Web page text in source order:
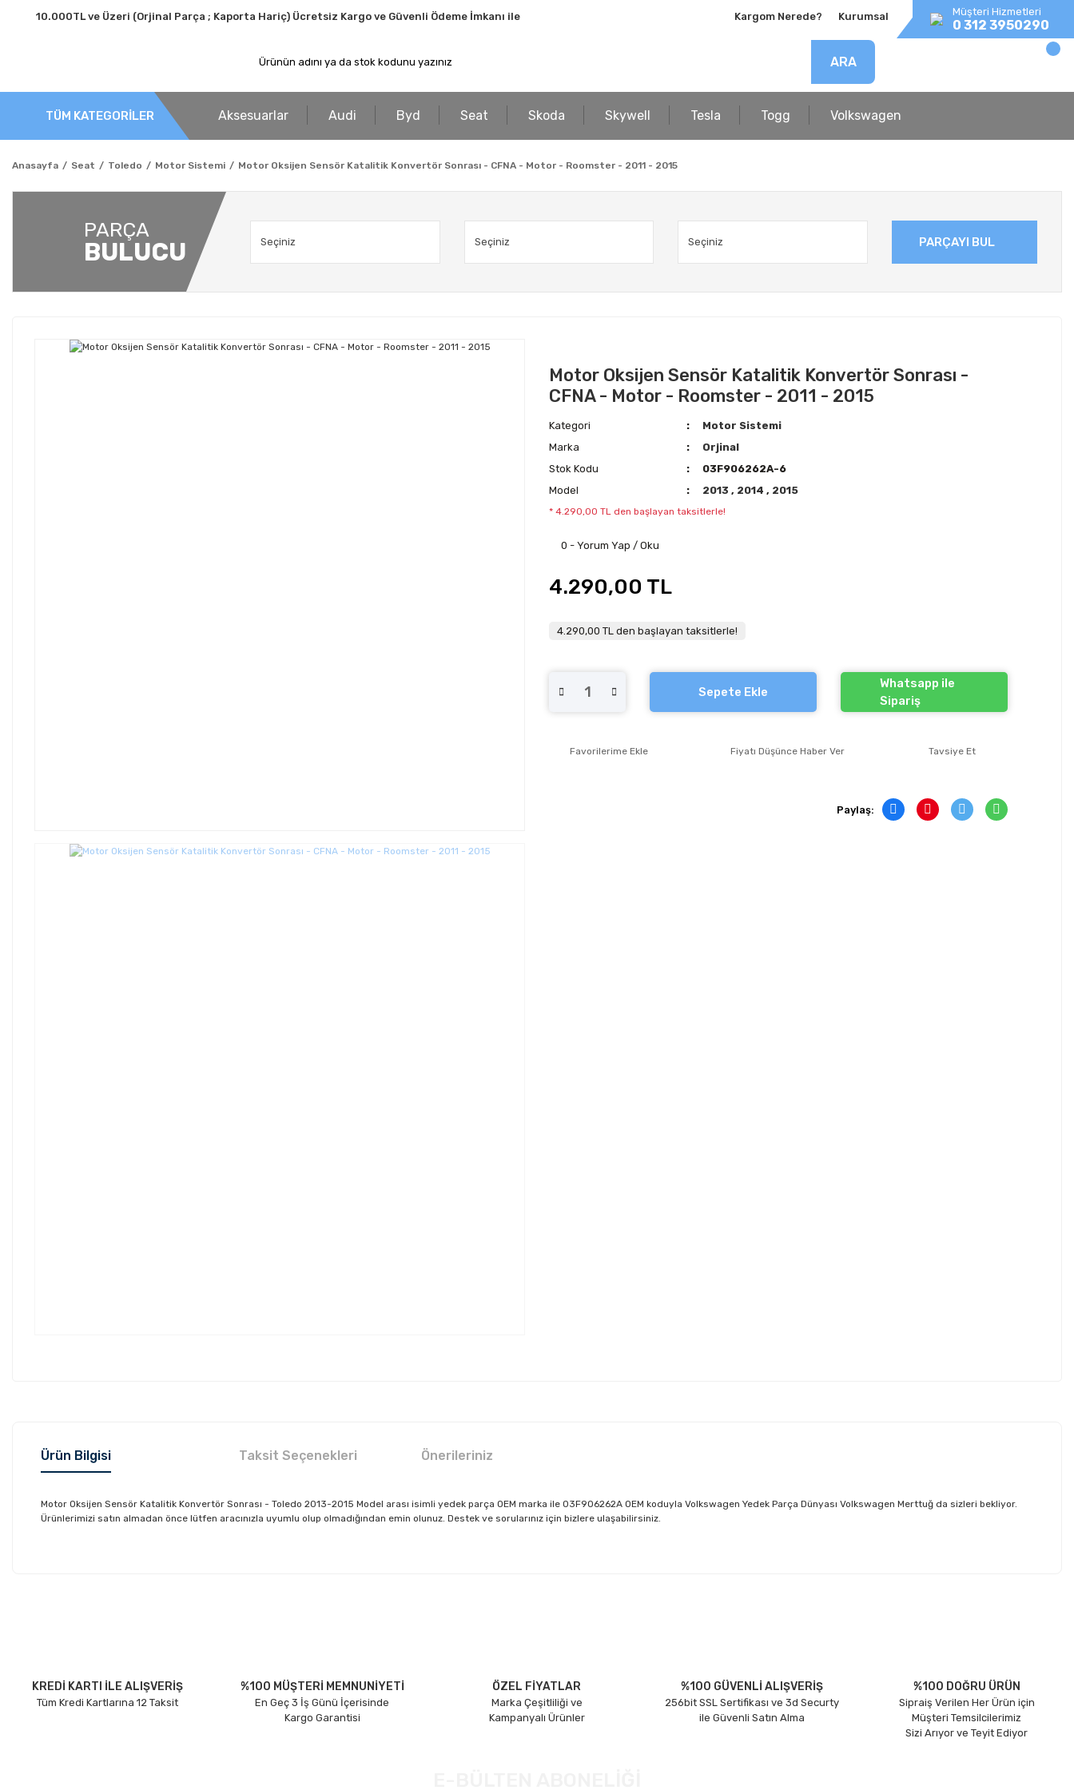
10.000TL ve Üzeri (Orjinal Parça ; Kaporta Hariç) Ücretsiz Kargo ve Güvenli Ödeme İmkanı ile Kargom Nerede? Kurumsal Müşteri Hizmetleri
0 312 3950290
ARA
TÜM KATEGORİLER Aksesuarlar Audi Byd Seat Skoda Skywell Tesla Togg Volkswagen
Anasayfa Seat Toledo Motor Sistemi Motor Oksijen Sensör Katalitik Konvertör Sonrası - CFNA - Motor - Roomster - 2011 - 2015
PARÇA
BULUCU PARÇAYI BUL
Motor Oksijen Sensör Katalitik Konvertör Sonrası -
CFNA - Motor - Roomster - 2011 - 2015
Kategori
Motor Sistemi
Marka
Orjinal
Stok Kodu
03F906262A-6
Model
2013, 2014, 2015
* 4.290,00 TL den başlayan taksitlerle!
0 - Yorum Yap / Oku
4.290,00 TL
4.290,00 TL den başlayan taksitlerle!
Sepete Ekle
Whatsapp ile
Sipariş
Fiyatı Düşünce Haber Ver Tavsiye Et
Paylaş:
Ürün Bilgisi Taksit Seçenekleri Önerileriniz
Motor Oksijen Sensör Katalitik Konvertör Sonrası - Toledo 2013-2015 Model arası isimli yedek parça OEM marka ile 03F906262A OEM koduyla Volkswagen Yedek Parça Dünyası Volkswagen Merttuğ da sizleri bekliyor.
Ürünlerimizi satın almadan önce lütfen aracınızla uyumlu olup olmadığından emin olunuz. Destek ve sorularınız için bizlere ulaşabilirsiniz.
Ürün bilgilerinde hatalar bulunuyor.
Ürün fiyatı diğer sitelerden daha pahalı.
KREDİ KARTI İLE ALIŞVERİŞ
Tüm Kredi Kartlarına 12 Taksit
%100 MÜŞTERİ MEMNUNİYETİ
En Geç 3 İş Günü İçerisinde
Kargo Garantisi
ÖZEL FİYATLAR
Marka Çeşitliliği ve
Kampanyalı Ürünler
%100 GÜVENLİ ALIŞVERİŞ
256bit SSL Sertifikası ve 3d Securty
ile Güvenli Satın Alma
%100 DOĞRU ÜRÜN
Sipraiş Verilen Her Ürün için
Müşteri Temsilcilerimiz
Sizi Arıyor ve Teyit Ediyor